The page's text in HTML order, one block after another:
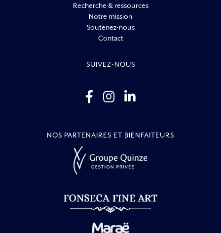
Recherche & ressources
Notre mission
Soutenez-nous
Contact
SUIVEZ-NOUS
NOS PARTENAIRES ET BIENFAITEURS